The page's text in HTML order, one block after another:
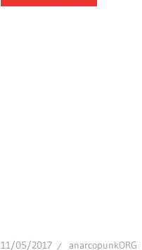
11/05/2017 anarcopunkORG